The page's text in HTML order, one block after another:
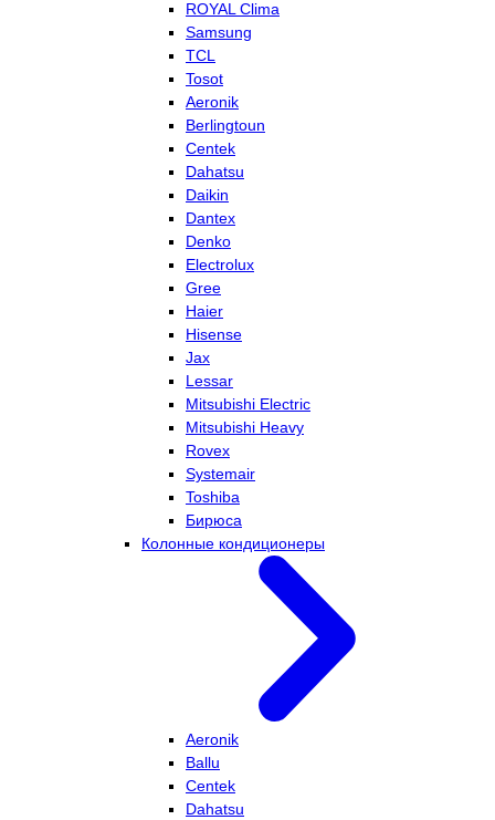
ROYAL Clima
Samsung
TCL
Tosot
Aeronik
Berlingtoun
Centek
Dahatsu
Daikin
Dantex
Denko
Electrolux
Gree
Haier
Hisense
Jax
Lessar
Mitsubishi Electric
Mitsubishi Heavy
Rovex
Systemair
Toshiba
Бирюса
Колонные кондиционеры
Aeronik
Ballu
Centek
Dahatsu